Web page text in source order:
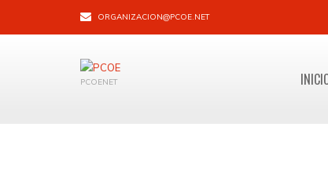
ORGANIZACION@PCOE.NET
PCOENET